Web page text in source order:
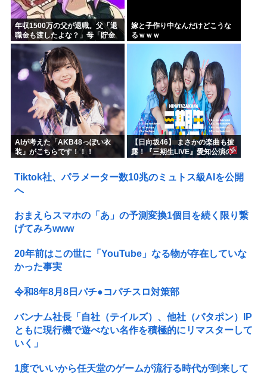
年収1500万の父が退職。父「退
職金も渡したよな？」母「貯金
なんてないよー」父「全部なく
なったの！？」→予想外の返事
に家族騒然となり…
嫁と子作り中なんだけどこうな
るｗｗｗ
AIが考えた「AKB48っぽい衣
装」がこちらです！！！
【日向坂46】 まさかの楽曲も披
露！『三期生LIVE』愛知公演の
Tiktok社、パラメーター数10兆のミュトス級AIを公開
へ
おまえらスマホの「あ」の予測変換1個目を続く限り繋
げてみろwww
20年前はこの世に「YouTube」なる物が存在していな
かった事実
令和8年8月8日パチ●コパチスロ対策部
バンナム社長「自社（テイルズ）、他社（パタポン）IP
ともに現行機で遊べない名作を積極的にリマスターして
いく」
1度でいいから任天堂のゲームが流行る時代が到来して